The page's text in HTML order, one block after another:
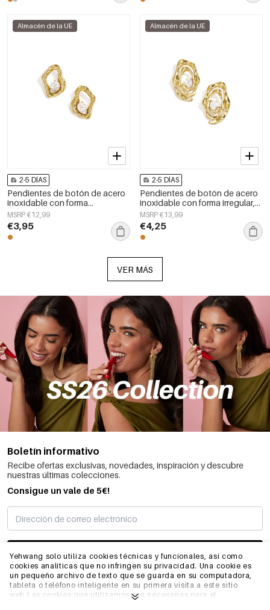
Yehwang solo utiliza cookies técnicas y funcionales, así como
cookies analíticas que no infringen su privacidad. Una cookie es
un pequeño archivo de texto que se guarda en su computadora,
tableta o teléfono inteligente en su primera visita a este sitio
web.Las cookies que utilizamos son necesarias para el
Almacén de la UE
2-5 DÍAS
Pendientes de botón de acero
inoxidable con forma
geométrica, sencillos, de la
serie Daily Simple, joyería para
mujer.
MSRP €12,99
€3,95
Almacén de la UE
2-5 DÍAS
Pendientes de botón de acero
inoxidable con forma irregular,
sencillos, de la serie Daily
Simple, joyería para mujer.
MSRP €13,99
€4,25
VER MÁS
Boletín informativo
Recibe ofertas exclusivas, novedades, inspiración y descubre
nuestras últimas colecciones.
Consigue un vale de 5€!
SUSCRIBIRME
INFORMACIÓN